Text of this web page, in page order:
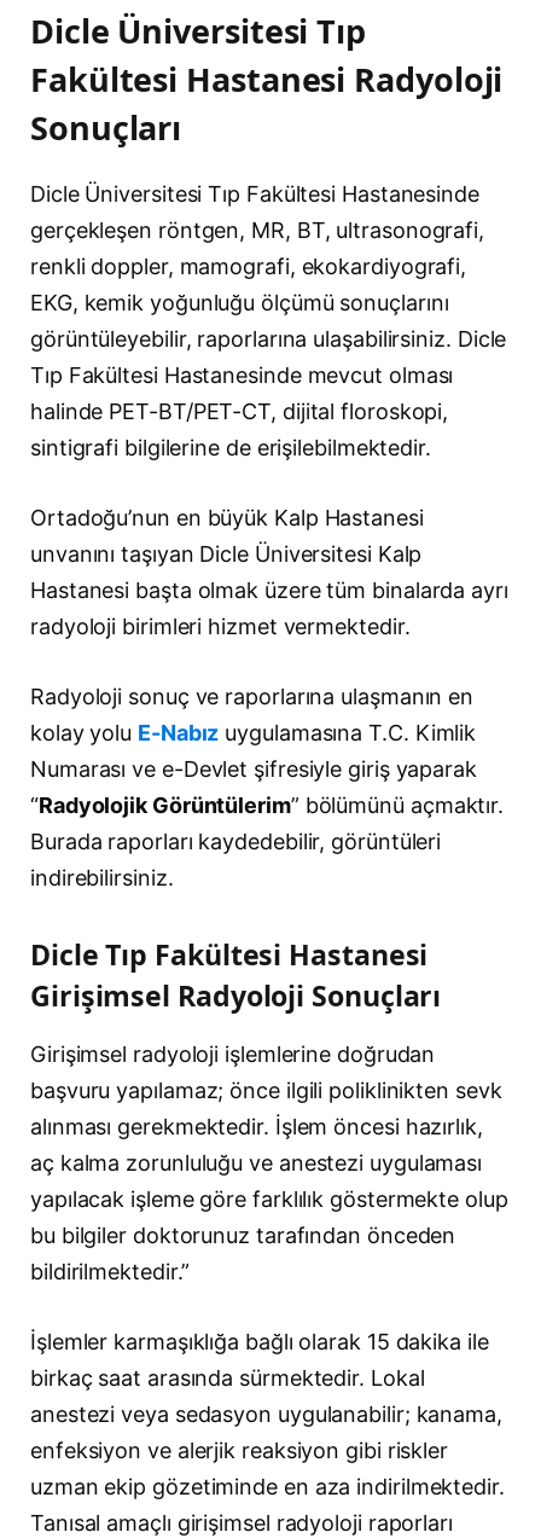
Dicle Üniversitesi Tıp
Fakültesi Hastanesi Radyoloji
Sonuçları
Dicle Üniversitesi Tıp Fakültesi Hastanesinde
gerçekleşen röntgen, MR, BT, ultrasonografi,
renkli doppler, mamografi, ekokardiyografi,
EKG, kemik yoğunluğu ölçümü sonuçlarını
görüntüleyebilir, raporlarına ulaşabilirsiniz. Dicle
Tıp Fakültesi Hastanesinde mevcut olması
halinde PET-BT/PET-CT, dijital floroskopi,
sintigrafi bilgilerine de erişilebilmektedir.
Ortadoğu’nun en büyük Kalp Hastanesi
unvanını taşıyan Dicle Üniversitesi Kalp
Hastanesi başta olmak üzere tüm binalarda ayrı
radyoloji birimleri hizmet vermektedir.
Radyoloji sonuç ve raporlarına ulaşmanın en
kolay yolu E-Nabız uygulamasına T.C. Kimlik
Numarası ve e-Devlet şifresiyle giriş yaparak
“Radyolojik Görüntülerim” bölümünü açmaktır.
Burada raporları kaydedebilir, görüntüleri
indirebilirsiniz.
Dicle Tıp Fakültesi Hastanesi
Girişimsel Radyoloji Sonuçları
Girişimsel radyoloji işlemlerine doğrudan
başvuru yapılamaz; önce ilgili poliklinikten sevk
alınması gerekmektedir. İşlem öncesi hazırlık,
aç kalma zorunluluğu ve anestezi uygulaması
yapılacak işleme göre farklılık göstermekte olup
bu bilgiler doktorunuz tarafından önceden
bildirilmektedir.”
İşlemler karmaşıklığa bağlı olarak 15 dakika ile
birkaç saat arasında sürmektedir. Lokal
anestezi veya sedasyon uygulanabilir; kanama,
enfeksiyon ve alerjik reaksiyon gibi riskler
uzman ekip gözetiminde en aza indirilmektedir.
Tanısal amaçlı girişimsel radyoloji raporları